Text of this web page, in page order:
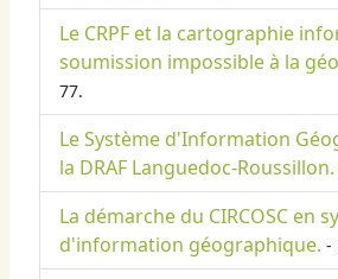
Le CRPF et la cartographie
soumission impossible à la
77.
Le Système d'Information
la DRAF Languedoc-Roussillon.
La démarche du CIRCOSC en
d'information géographique. -